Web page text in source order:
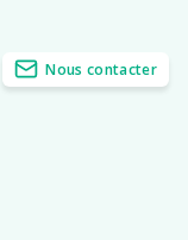
Nous contacter